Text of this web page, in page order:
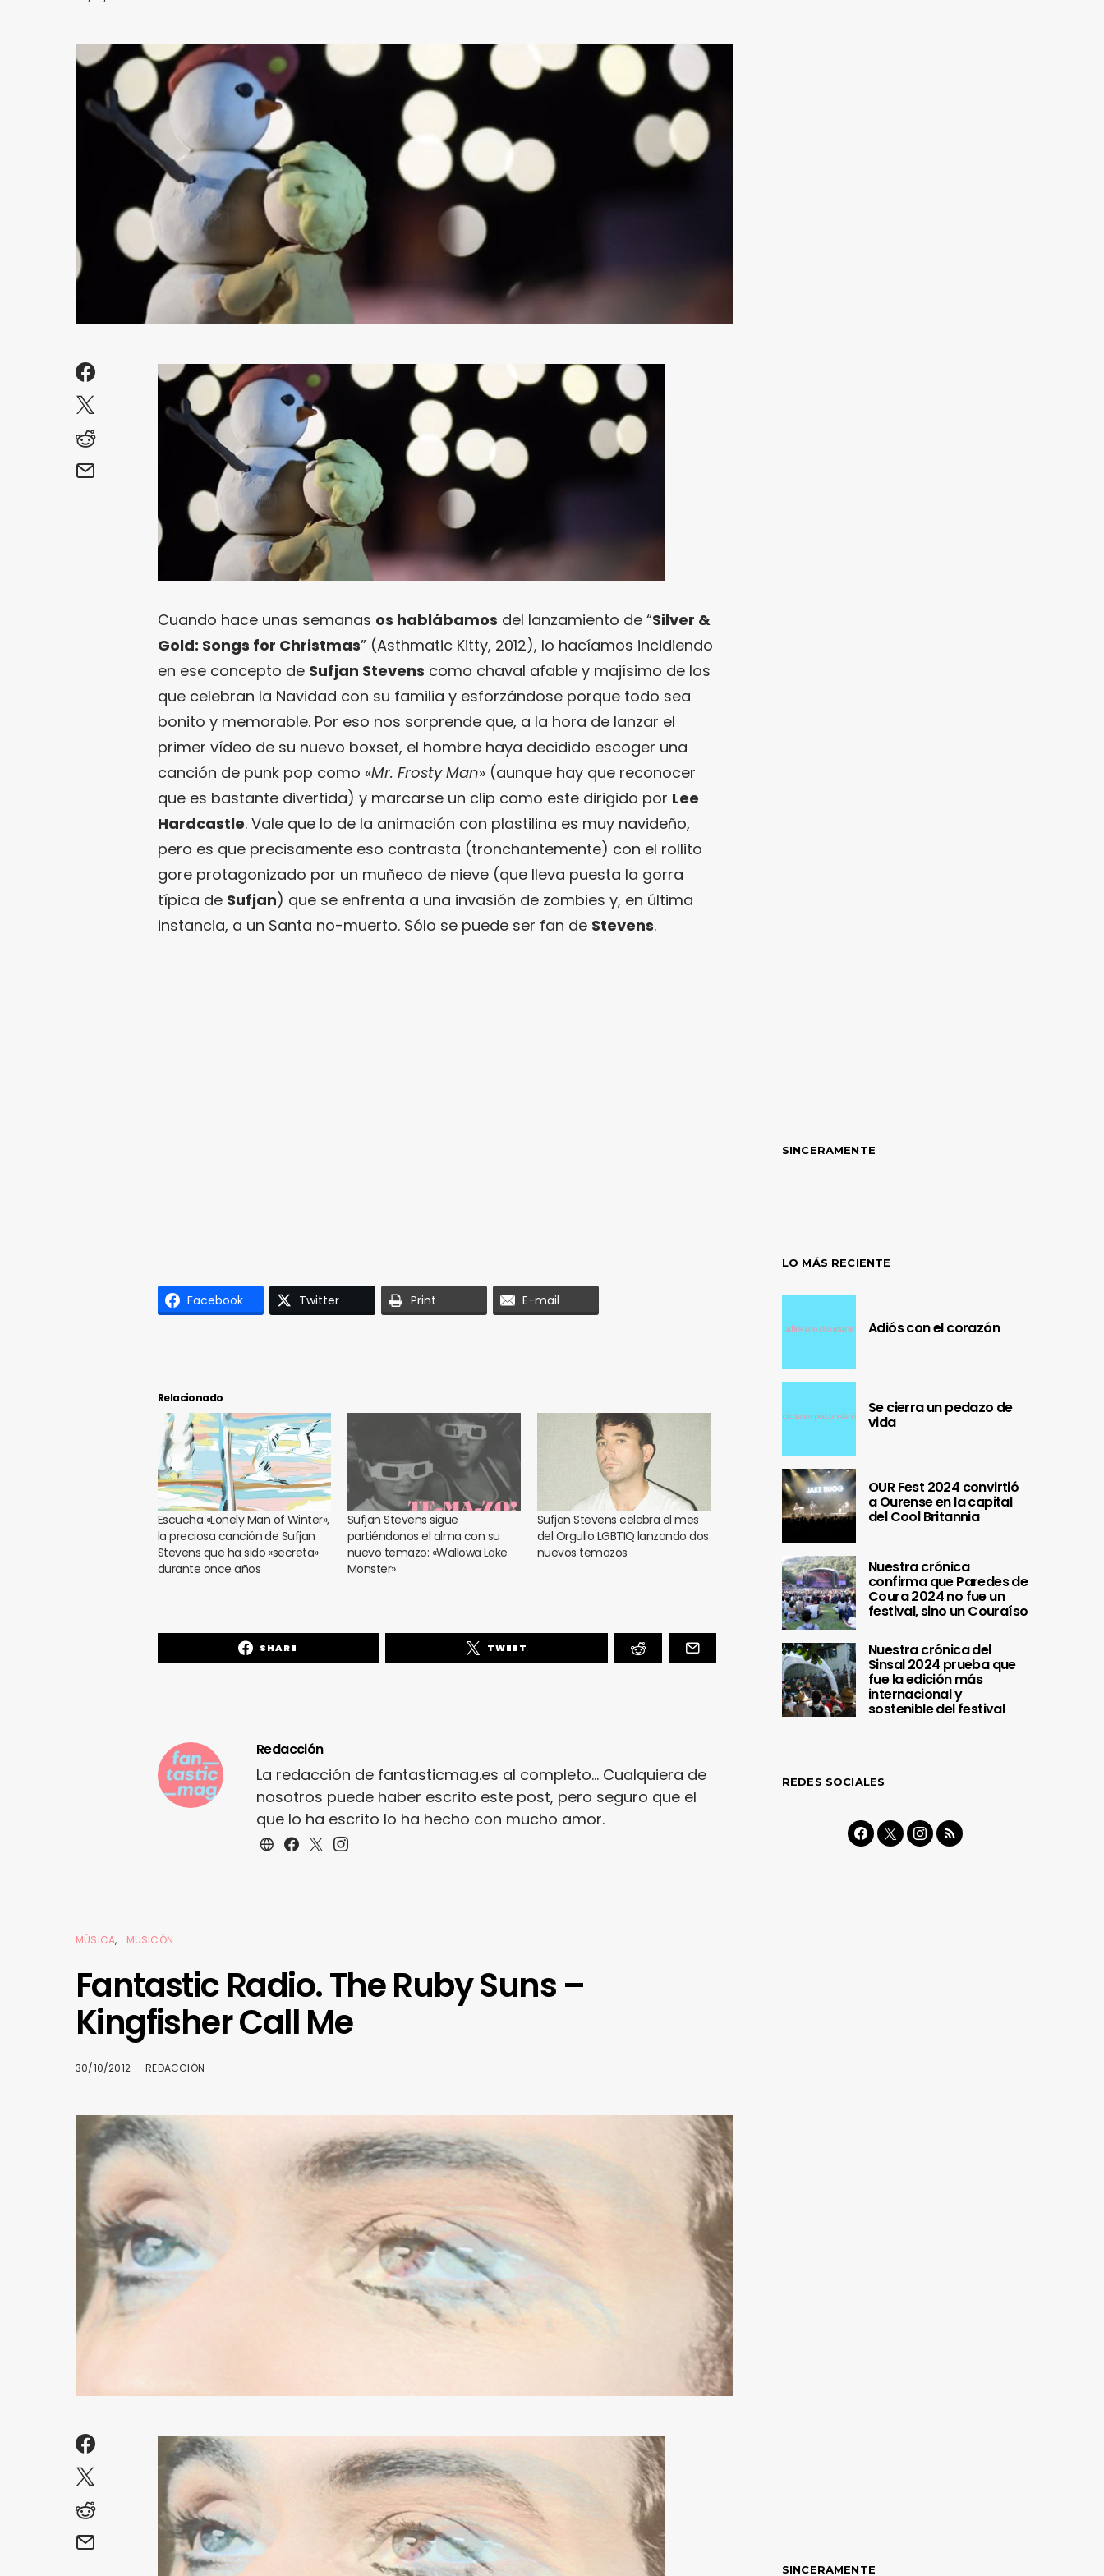
Cuando hace unas semanas os hablábamos del lanzamiento de “Silver &
Gold: Songs for Christmas” (Asthmatic Kitty, 2012), lo hacíamos incidiendo
en ese concepto de Sufjan Stevens como chaval afable y majísimo de los
que celebran la Navidad con su familia y esforzándose porque todo sea
bonito y memorable. Por eso nos sorprende que, a la hora de lanzar el
primer vídeo de su nuevo boxset, el hombre haya decidido escoger una
canción de punk pop como «Mr. Frosty Man» (aunque hay que reconocer
que es bastante divertida) y marcarse un clip como este dirigido por Lee
Hardcastle. Vale que lo de la animación con plastilina es muy navideño,
pero es que precisamente eso contrasta (tronchantemente) con el rollito
gore protagonizado por un muñeco de nieve (que lleva puesta la gorra
típica de Sufjan) que se enfrenta a una invasión de zombies y, en última
instancia, a un Santa no-muerto. Sólo se puede ser fan de Stevens.
Facebook Twitter Print E-mail
Relacionado
Escucha «Lonely Man of Winter»,
la preciosa canción de Sufjan
Stevens que ha sido «secreta»
durante once años
Sufjan Stevens sigue
partiéndonos el alma con su
nuevo temazo: «Wallowa Lake
Monster»
Sufjan Stevens celebra el mes
del Orgullo LGBTIQ lanzando dos
nuevos temazos
SHARE TWEET
Redacción
La redacción de fantasticmag.es al completo... Cualquiera de
nosotros puede haber escrito este post, pero seguro que el
que lo ha escrito lo ha hecho con mucho amor.
SINCERAMENTE
LO MÁS RECIENTE
Adiós con el corazón
Se cierra un pedazo de
vida
OUR Fest 2024 convirtió
a Ourense en la capital
del Cool Britannia
Nuestra crónica
confirma que Paredes de
Coura 2024 no fue un
festival, sino un Couraíso
Nuestra crónica del
Sinsal 2024 prueba que
fue la edición más
internacional y
sostenible del festival
REDES SOCIALES
MÚSICA MUSICÓN
Fantastic Radio. The Ruby Suns –
Kingfisher Call Me
30/10/2012 REDACCIÓN
SINCERAMENTE